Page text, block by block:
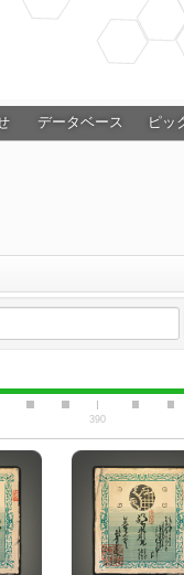
データベース ピッ
390